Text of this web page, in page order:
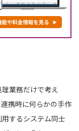
業務だけで考え
携時に何らかの手作
するシステム同士